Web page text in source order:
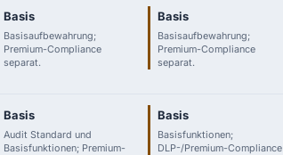
Basis
Basisaufbewahrung;
Premium-Compliance
separat.
Basis
Basisaufbewahrung;
Premium-Compliance
separat.
Basis
Audit Standard und
Basisfunktionen; Premium-
Basis
Basisfunktionen;
DLP-/Premium-Compliance